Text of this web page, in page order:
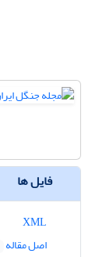
فایل ها
اصل مقاله